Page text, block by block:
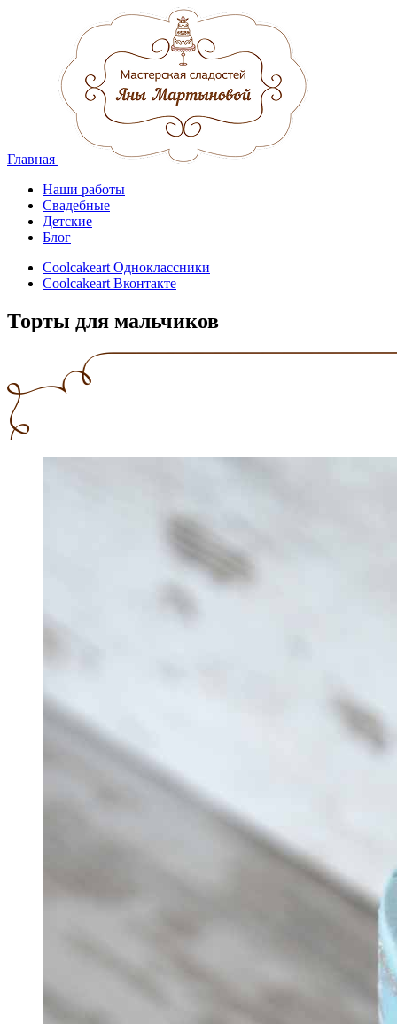
Главная
Наши работы
Свадебные
Детские
Блог
Coolcakeart Одноклассники
Coolcakeart Вконтакте
Торты для мальчиков